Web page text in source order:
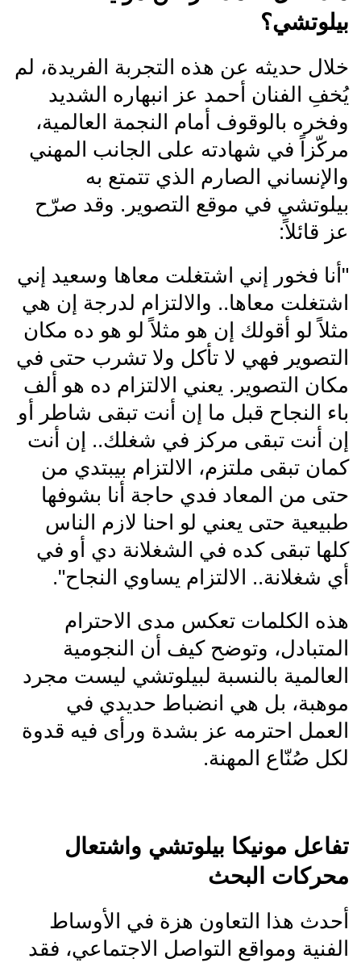
بيلوتشي؟
خلال حديثه عن هذه التجربة الفريدة، لم
يُخفِ الفنان أحمد عز انبهاره الشديد
وفخره بالوقوف أمام النجمة العالمية،
مركّزاً في شهادته على الجانب المهني
والإنساني الصارم الذي تتمتع به
بيلوتشي في موقع التصوير. وقد صرّح
عز قائلاً:
"أنا فخور إني اشتغلت معاها وسعيد إني
اشتغلت معاها.. والالتزام لدرجة إن هي
مثلاً لو أقولك إن هو مثلاً لو هو ده مكان
التصوير فهي لا تأكل ولا تشرب حتى في
مكان التصوير. يعني الالتزام ده هو ألف
باء النجاح قبل ما إن أنت تبقى شاطر أو
إن أنت تبقى مركز في شغلك.. إن أنت
كمان تبقى ملتزم، الالتزام بيبتدي من
حتى من المعاد فدي حاجة أنا بشوفها
طبيعية حتى يعني لو احنا لازم الناس
كلها تبقى كده في الشغلانة دي أو في
أي شغلانة.. الالتزام يساوي النجاح".
هذه الكلمات تعكس مدى الاحترام
المتبادل، وتوضح كيف أن النجومية
العالمية بالنسبة لبيلوتشي ليست مجرد
موهبة، بل هي انضباط حديدي في
العمل احترمه عز بشدة ورأى فيه قدوة
لكل صُنّاع المهنة.
تفاعل مونيكا بيلوتشي واشتعال
محركات البحث
أحدث هذا التعاون هزة في الأوساط
الفنية ومواقع التواصل الاجتماعي، فقد